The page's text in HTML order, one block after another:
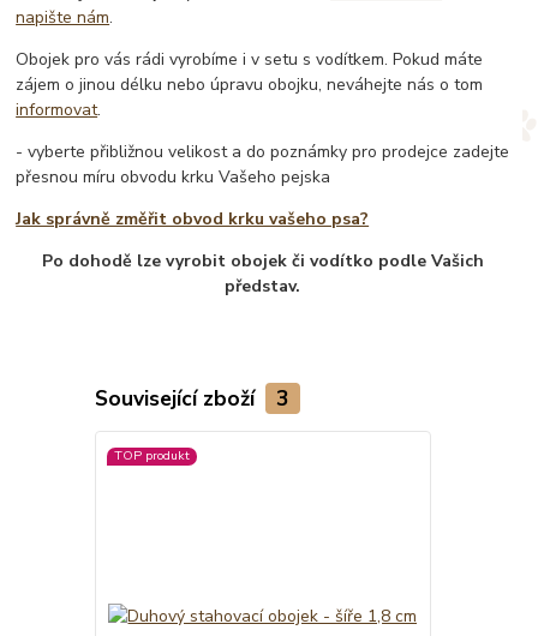
napište nám.
Obojek pro vás rádi vyrobíme i v setu s vodítkem. Pokud máte
zájem o jinou délku nebo úpravu obojku, neváhejte nás o tom
informovat.
- vyberte přibližnou velikost a do poznámky pro prodejce zadejte
přesnou míru obvodu krku Vašeho pejska
Jak správně změřit obvod krku vašeho psa?
Po dohodě lze vyrobit obojek či vodítko podle Vašich
představ.
Související zboží 3
TOP produkt